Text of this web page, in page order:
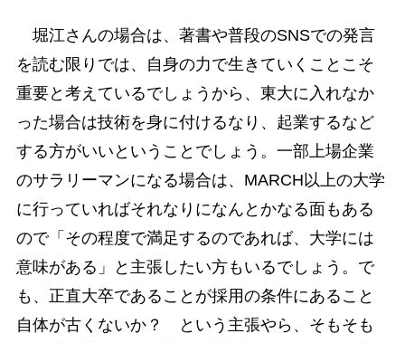
堀江さんの場合は、著書や普段のSNSでの発言
を読む限りでは、自身の力で生きていくことこそ
重要と考えているでしょうから、東大に入れなか
った場合は技術を身に付けるなり、起業するなど
する方がいいということでしょう。一部上場企業
のサラリーマンになる場合は、MARCH以上の大学
に行っていればそれなりになんとかなる面もある
ので「その程度で満足するのであれば、大学には
意味がある」と主張したい方もいるでしょう。で
も、正直大卒であることが採用の条件にあること
自体が古くないか？ という主張やら、そもそも